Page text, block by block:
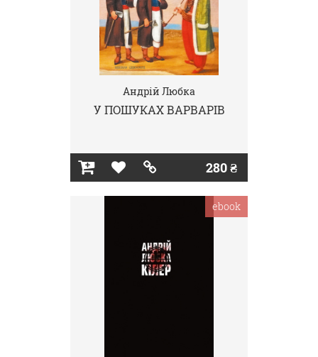
Андрій Любка
У ПОШУКАХ ВАРВАРІВ
280 ₴
ebook